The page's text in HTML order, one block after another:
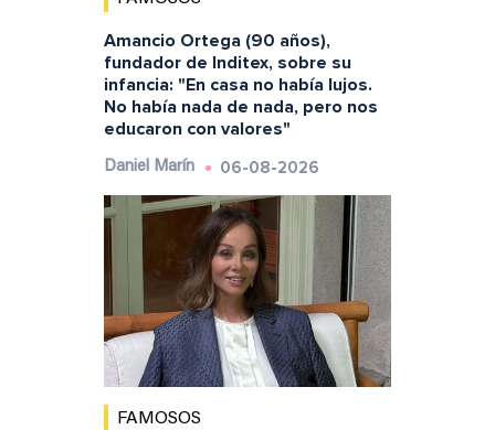
Amancio Ortega (90 años),
fundador de Inditex, sobre su
infancia: "En casa no había lujos.
No había nada de nada, pero nos
educaron con valores"
Daniel Marín 06-08-2026
FAMOSOS